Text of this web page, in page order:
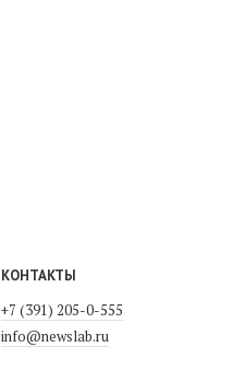
КОНТАКТЫ
+7 (391) 205-0-555
info@newslab.ru